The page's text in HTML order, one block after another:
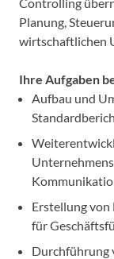
Planung,
wirtschaftlichen
Ihre Aufgaben
Aufbau und
Erstellung von
für
Durchführung